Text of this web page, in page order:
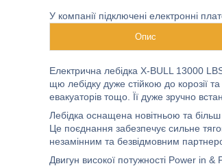
У компанії підключені електронні
Опис
Електрична лебідка X-BULL 13000
щю лебідку дуже стійкою до корозії
евакуаторів тощо. Її дуже зручно
Лебідка оснащена новітньою та
Це поєднання забезпечує сильне
незамінним та безвідмовним
Двигун високої потужності Power in